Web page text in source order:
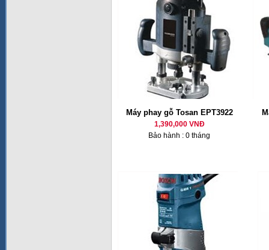
Máy phay gỗ Tosan EPT3922
1,390,000 VNĐ
Bảo hành : 0 tháng